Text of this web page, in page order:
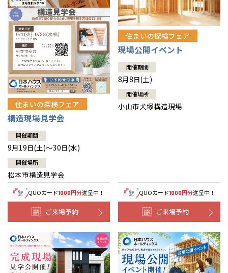
住まいの探検フェア
構造現場見学会
開催期間
9月19日(土)～30日(水)
開催場所
松本市構造見学会
QUOカード1000円分進呈中！
ご来場予約
住まいの探検フェア
現場公開イベント
開催期間
8月8日(土)
開催場所
小山市犬塚構造現場
QUOカード1000円分進呈中！
ご来場予約